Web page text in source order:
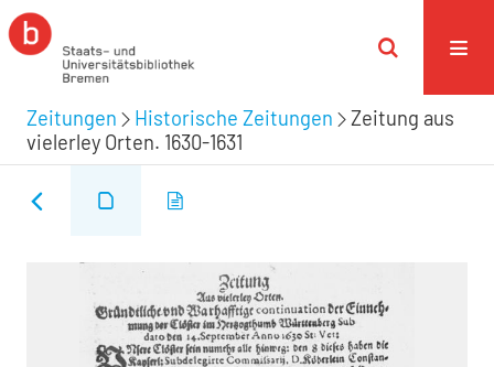
Zeitungen Historische Zeitungen
Zeitung aus
vielerley Orten. 1630-1631